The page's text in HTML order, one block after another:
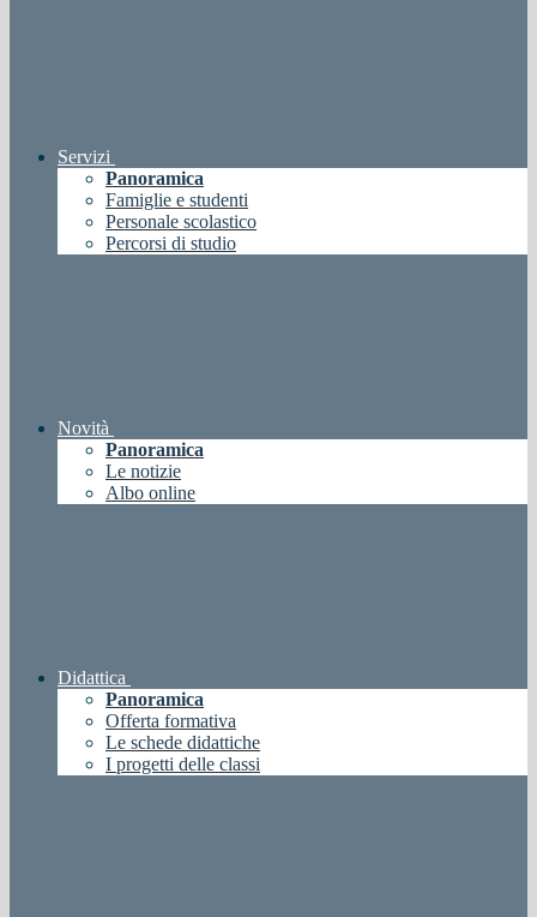
Servizi
Panoramica
Famiglie e studenti
Personale scolastico
Percorsi di studio
Novità
Panoramica
Le notizie
Albo online
Didattica
Panoramica
Offerta formativa
Le schede didattiche
I progetti delle classi